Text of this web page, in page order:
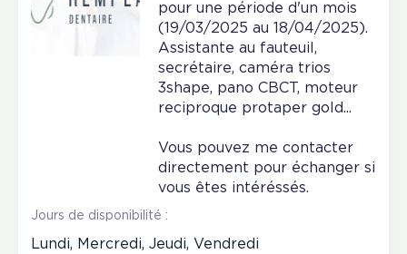
pour une période d'un mois
(19/03/2025 au 18/04/2025).
Assistante au fauteuil,
secrétaire, caméra trios
3shape, pano CBCT, moteur
reciproque protaper gold...
Vous pouvez me contacter
directement pour échanger si
vous êtes intéréssés.
Jours de disponibilité :
Lundi, Mercredi, Jeudi, Vendredi